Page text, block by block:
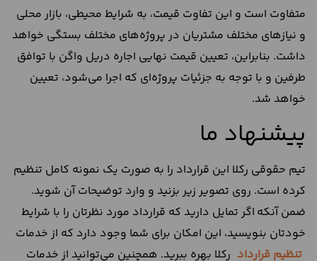
متفاوت است و این تفاوت‌ قیمت، به شرایط محیطی، بازار محلی
و نیازهای مختلف مشتریان در پروژه‌های مختلف بستگی خواهد
داشت. بنابراین، تعیین قیمت نهایی اجاره دریل واگن با توافق
طرفین و با توجه به جزئیات پروژه‌ای که اجرا می‌شود، تعیین
خواهد شد.
پیشنهاد ما
تیم حقوقی رکلا این قرارداد را به صورت یک نمونه کامل تنظیم
کرده است. روی تصویر زیر بزنید و وارد توضیحات آن شوید.
ضمن آنکه اگر تمایل دارید که قرارداد مورد نظرتان را با شرایط
خودتان بنویسید، این امکان برای شما وجود دارد که از خدمات
تنظیم قرارداد رکلا بهره ببرید. همچنین می‌توانید از خدمات